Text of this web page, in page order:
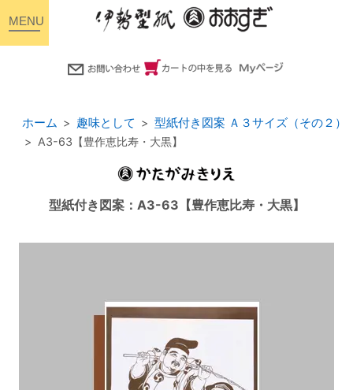
ホーム 趣味として 型紙付き図案 Ａ３サイズ（その２）
A3-63【豊作恵比寿・大黒】
型紙付き図案：A3-63【豊作恵比寿・大黒】
toggle
navigation